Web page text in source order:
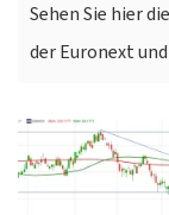
Sehen Sie hier
der Euronext